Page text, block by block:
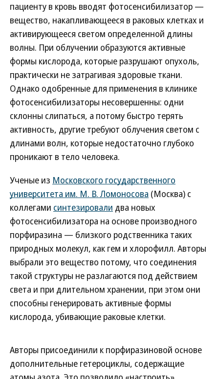
пациенту в кровь вводят фотосенсибилизатор —
вещество, накапливающееся в раковых клетках и
активирующееся светом определенной длины
волны. При облучении образуются активные
формы кислорода, которые разрушают опухоль,
практически не затрагивая здоровые ткани.
Однако одобренные для применения в клинике
фотосенсибилизаторы несовершенны: одни
склонны слипаться, а потому быстро терять
активность, другие требуют облучения светом с
длинами волн, которые недостаточно глубоко
проникают в тело человека.
Ученые из Московского государственного
университета им. М. В. Ломоносова (Москва) с
коллегами синтезировали два новых
фотосенсибилизатора на основе производного
порфиразина — близкого родственника таких
природных молекул, как гем и хлорофилл. Авторы
выбрали это вещество потому, что соединения
такой структуры не разлагаются под действием
света и при длительном хранении, при этом они
способны генерировать активные формы
кислорода, убивающие раковые клетки.
Авторы присоединили к порфиразиновой основе
дополнительные гетероциклы, содержащие